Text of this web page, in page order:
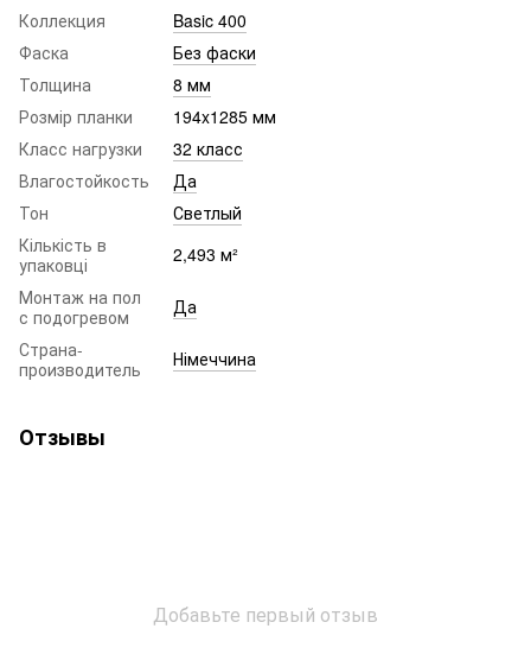
Коллекция
Basic 400
Фаска
Без фаски
Толщина
8 мм
Розмір планки
194x1285 мм
Класс нагрузки
32 класс
Влагостойкость
Да
Тон
Светлый
Кількість в
упаковці
2,493 м²
Монтаж на пол
с подогревом
Да
Страна-
производитель
Німеччина
Отзывы
Добавьте первый отзыв